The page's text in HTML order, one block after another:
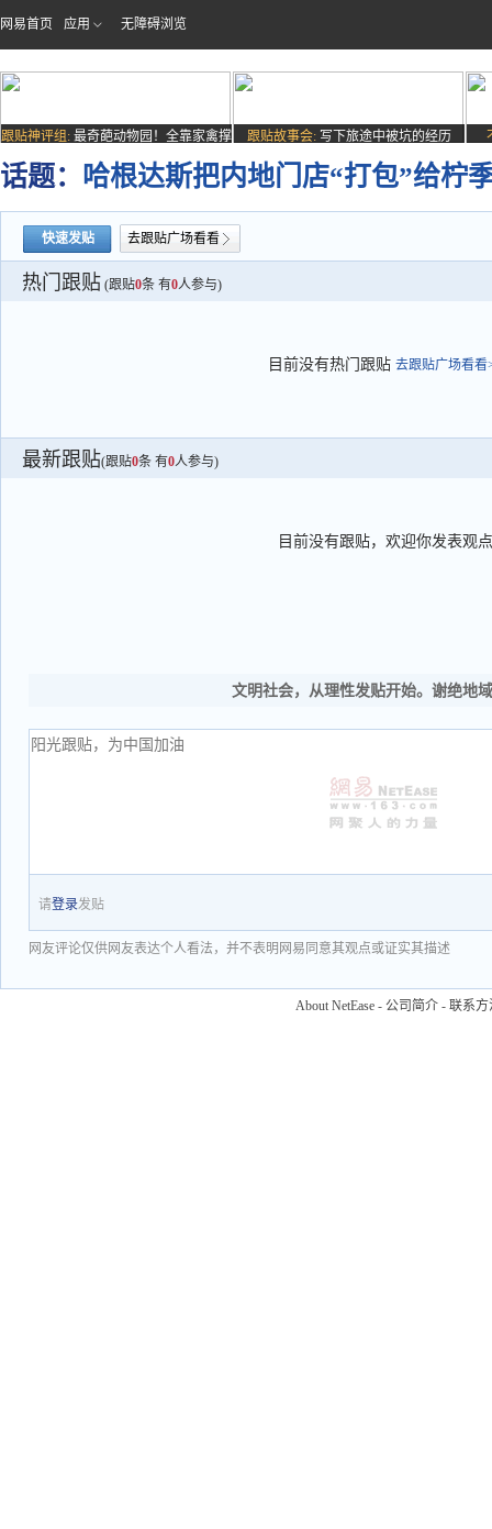
网易首页 应用 无障碍浏览
跟贴神评组: 最奇葩动物园！全靠家禽撑
场子
跟贴故事会: 写下旅途中被坑的经历
话题： 哈根达斯把内地门店“打包”给柠
快速发贴 去跟贴广场看看
热门跟贴 (跟贴0条 有0人参与)
目前没有热门跟贴 去跟贴广场看看
最新跟贴(跟贴0条 有0人参与)
目前没有跟贴，欢迎你发表观点
文明社会，从理性发贴开始。谢绝地
请登录发贴
网友评论仅供网友表达个人看法，并不表明网易同意其观点或证实其描述
About NetEase - 公司简介 - 联系方